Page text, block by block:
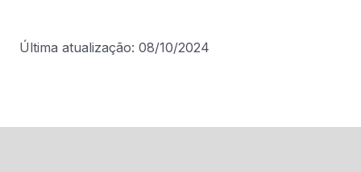
Última atualização: 08/10/2024